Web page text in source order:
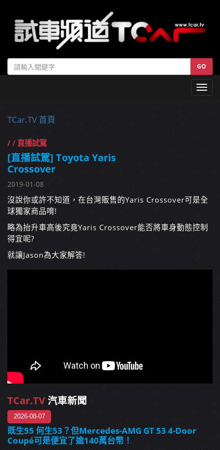
GO
TCar.TV 首頁
/ / 直播試駕
[直播試駕] Toyota Yaris
Crossover
2019-01-08
沒說你或許不知道，在台灣販售的Yaris Crossover可是全
球獨家商品唷!
略為抬升車高後究竟Yaris Crossover能否將車身動態控制
得宜呢?
就讓Jason為大家解答!
TCar.TV汽車新聞
2026-08-07
既生55 何生53？但Mercedes-AMG GT 53 4-Door
Coupé可是便宜了逾140萬台幣！